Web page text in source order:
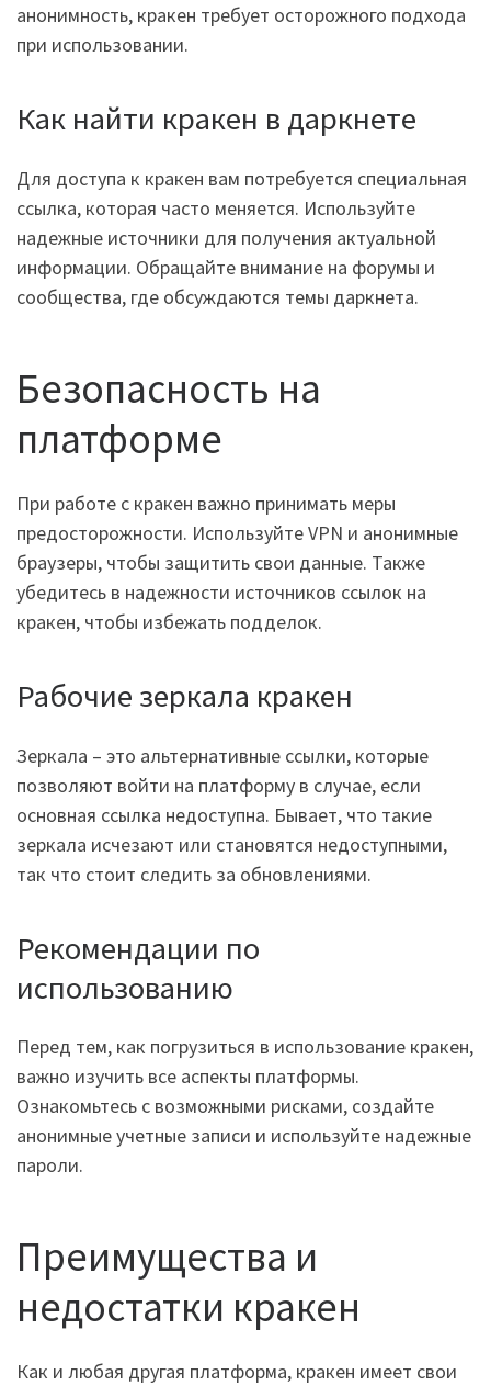
анонимность, кракен требует осторожного подхода
при использовании.
Как найти кракен в даркнете
Для доступа к кракен вам потребуется специальная
ссылка, которая часто меняется. Используйте
надежные источники для получения актуальной
информации. Обращайте внимание на форумы и
сообщества, где обсуждаются темы даркнета.
Безопасность на
платформе
При работе с кракен важно принимать меры
предосторожности. Используйте VPN и анонимные
браузеры, чтобы защитить свои данные. Также
убедитесь в надежности источников ссылок на
кракен, чтобы избежать подделок.
Рабочие зеркала кракен
Зеркала – это альтернативные ссылки, которые
позволяют войти на платформу в случае, если
основная ссылка недоступна. Бывает, что такие
зеркала исчезают или становятся недоступными,
так что стоит следить за обновлениями.
Рекомендации по
использованию
Перед тем, как погрузиться в использование кракен,
важно изучить все аспекты платформы.
Ознакомьтесь с возможными рисками, создайте
анонимные учетные записи и используйте надежные
пароли.
Преимущества и
недостатки кракен
Как и любая другая платформа, кракен имеет свои